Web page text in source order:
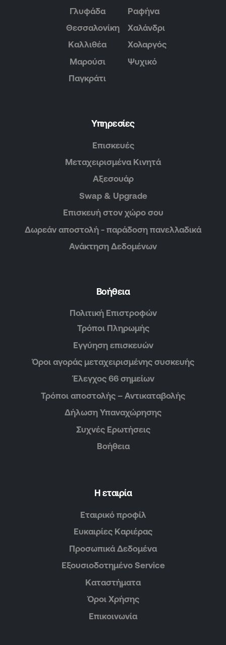
Γλυφάδα
Θεσσαλονίκη
Καλλιθέα
Μαρούσι
Παγκράτι
Ραφήνα
Χαλάνδρι
Χολαργός
Ψυχικό
Υπηρεσίες
Επισκευές
Μεταχειρισμένα Κινητά
Αξεσουάρ
Swap & Upgrade
Επισκευή στον χώρο σου
Δωρεάν αποστολή - παράδοση πανελλαδικά
Ανάκτηση Δεδομένων
Βοήθεια
Πολιτική Επιστροφών
Τρόποι Πληρωμής
Εγγύηση επισκευών
Όροι αγοράς μεταχειρισμένης συσκευής
Έλεγχος 66 σημείων
Τρόποι αποστολής – Αντικαταβολής
Δήλωση Υπαναχώρησης
Συχνές Ερωτήσεις
Βοήθεια
Η εταιρία
Εταιρικό προφίλ
Ευκαιρίες Καριέρας
Προσωπικά Δεδομένα
Εξουσιοδοτημένο Service
Καταστήματα
Όροι Χρήσης
Επικοινωνία